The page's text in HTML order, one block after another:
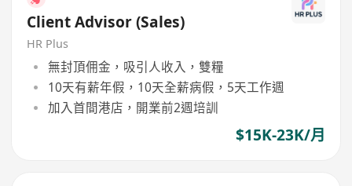
Client Advisor (Sales)
HR Plus
無封頂佣金，吸引人收入，雙糧
10天有薪年假，10天全薪病假，5天工作週
加入首間港店，開業前2週培訓
$15K-23K/月